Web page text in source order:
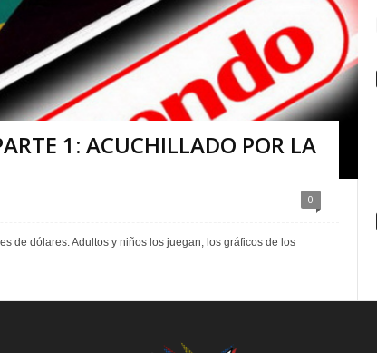
1: ACUCHILLADO POR LA
0
de dólares. Adultos y niños los juegan; los gráficos de los